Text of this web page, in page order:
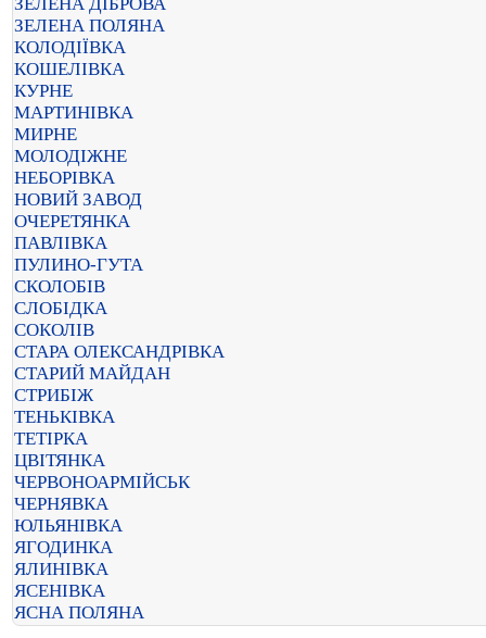
ЗЕЛЕНА ПОЛЯНА
КОЛОДІЇВКА
КОШЕЛІВКА
КУРНЕ
МАРТИНІВКА
МИРНЕ
МОЛОДІЖНЕ
НЕБОРІВКА
НОВИЙ ЗАВОД
ОЧЕРЕТЯНКА
ПАВЛІВКА
ПУЛИНО-ГУТА
СКОЛОБІВ
СЛОБІДКА
СОКОЛІВ
СТАРА ОЛЕКСАНДРІВКА
СТАРИЙ МАЙДАН
СТРИБІЖ
ТЕНЬКІВКА
ТЕТІРКА
ЦВІТЯНКА
ЧЕРВОНОАРМІЙСЬК
ЧЕРНЯВКА
ЮЛЬЯНІВКА
ЯГОДИНКА
ЯЛИНІВКА
ЯСЕНІВКА
ЯСНА ПОЛЯНА